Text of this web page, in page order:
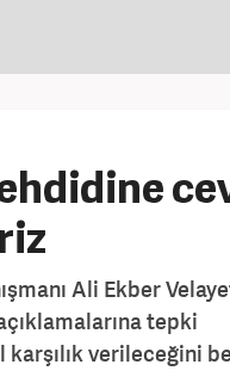
Ali Ekber
tepki
verileceğini